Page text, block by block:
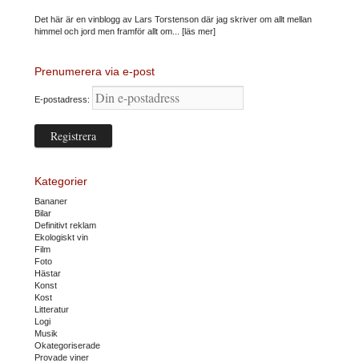
Det här är en vinblogg av Lars Torstenson där jag skriver om allt mellan
himmel och jord men framför allt om... [läs mer]
Prenumerera via e-post
E-postadress:
Kategorier
Bananer
Bilar
Definitivt reklam
Ekologiskt vin
Film
Foto
Hästar
Konst
Kost
Litteratur
Logi
Musik
Okategoriserade
Provade viner